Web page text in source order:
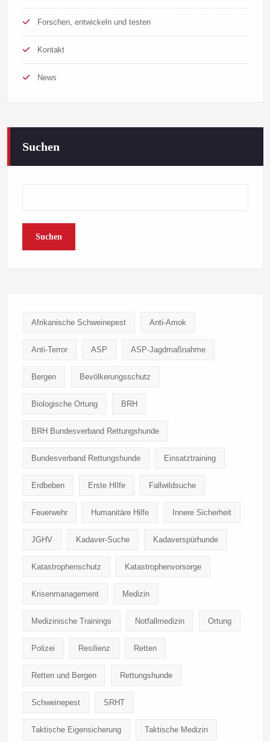
Forschen, entwickeln und testen
Kontakt
News
Suchen
Suchen
Afrikanische Schweinepest Anti-Amok
Anti-Terror ASP ASP-Jagdmaßnahme
Bergen Bevölkerungsschutz
Biologische Ortung BRH
BRH Bundesverband Rettungshunde
Bundesverband Rettungshunde Einsatztraining
Erdbeben Erste HIlfe Fallwildsuche
Feuerwehr Humanitäre Hilfe Innere Sicherheit
JGHV Kadaver-Suche Kadaverspürhunde
Katastrophenschutz Katastrophenvorsorge
Krisenmanagement Medizin
Medizinische Trainings Notfallmedizin Ortung
Polizei Resilienz Retten
Retten und Bergen Rettungshunde
Schweinepest SRHT
Taktische Eigensicherung Taktische Medizin